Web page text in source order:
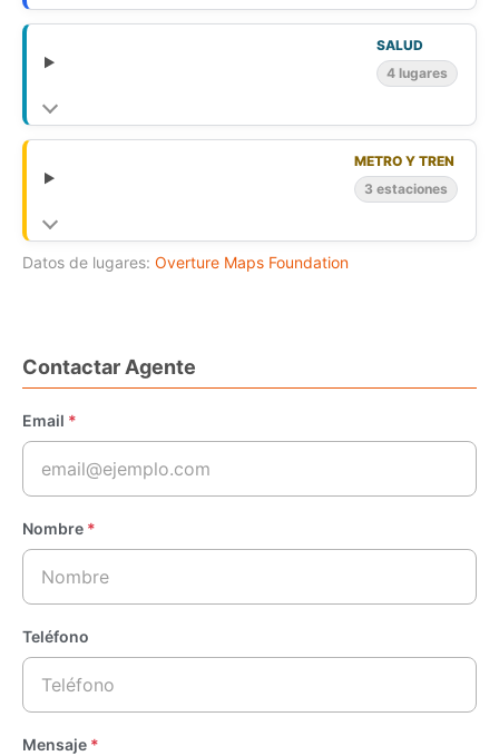
SALUD
4 lugares
METRO Y TREN
3 estaciones
Datos de lugares: Overture Maps Foundation
Contactar Agente
Email *
Nombre *
Teléfono
Mensaje *